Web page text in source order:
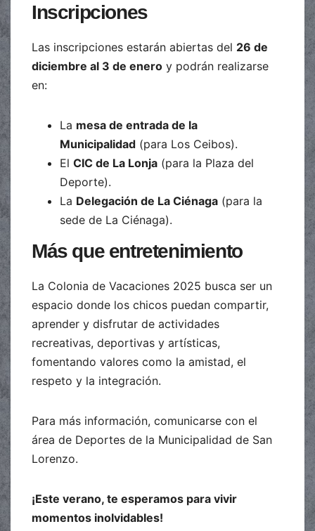
Inscripciones
Las inscripciones estarán abiertas del 26 de
diciembre al 3 de enero y podrán realizarse
en:
La mesa de entrada de la
Municipalidad (para Los Ceibos).
El CIC de La Lonja (para la Plaza del
Deporte).
La Delegación de La Ciénaga (para la
sede de La Ciénaga).
Más que entretenimiento
La Colonia de Vacaciones 2025 busca ser un
espacio donde los chicos puedan compartir,
aprender y disfrutar de actividades
recreativas, deportivas y artísticas,
fomentando valores como la amistad, el
respeto y la integración.
Para más información, comunicarse con el
área de Deportes de la Municipalidad de San
Lorenzo.
¡Este verano, te esperamos para vivir
momentos inolvidables!